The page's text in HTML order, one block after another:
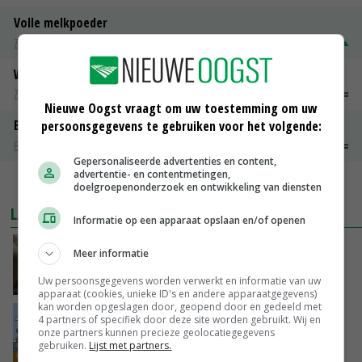
Volle melkpoeder
Zuivel weekprijzen
Weipoeder
Zuivel weekprijzen
Boeren Gouda 12 kg
Boerenkaas
MEER MARKTPRIJZEN
LAATSTE NIEUWS
‘Samenwerking A-ware en Amalthea gaat
GISTEREN, 16:01
Internationale vraag naar geitenzuivel blijft
groot: Nederland in Europese top
GISTEREN, 15:33
Nieuwe Oogst vraagt om uw toestemming om uw
persoonsgegevens te gebruiken voor het volgende:
Gepersonaliseerde advertenties en content,
advertentie- en contentmetingen,
doelgroepenonderzoek en ontwikkeling van diensten
Informatie op een apparaat opslaan en/of openen
Meer informatie
Uw persoonsgegevens worden verwerkt en informatie van uw
apparaat (cookies, unieke ID's en andere apparaatgegevens)
kan worden opgeslagen door, geopend door en gedeeld met
4 partners of specifiek door deze site worden gebruikt. Wij en
onze partners kunnen precieze geolocatiegegevens
gebruiken. Lijst met partners.